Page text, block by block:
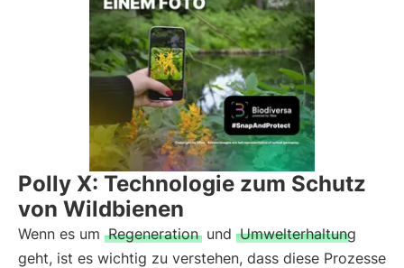
Polly X: Technologie zum Schutz
von Wildbienen
Wenn es um Regeneration und Umwelterhaltung
geht, ist es wichtig zu verstehen, dass diese Prozesse